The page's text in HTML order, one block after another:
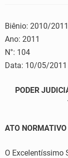
Biênio: 2010/2011
Ano: 2011
N°: 104
Data: 10/05/2011
PODER
ATO
O Excelentíssimo